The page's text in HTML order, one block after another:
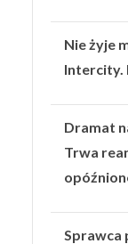
Nie żyje
Intercity.
Dramat
Trwa
Sprawca